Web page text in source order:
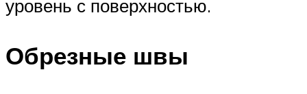
уровень с поверхностью.
Обрезные швы